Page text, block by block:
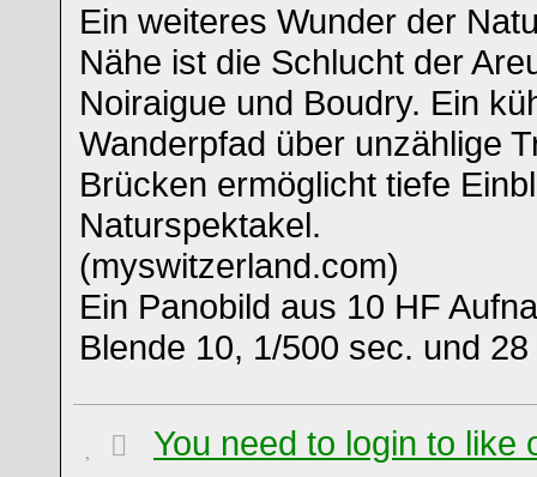
Ein weiteres Wunder der
Nähe ist die Schlucht der
Noiraigue und Boudry. Ein
Wanderpfad über unzählige
Brücken ermöglicht tiefe
Naturspektakel.
(myswitzerland.com)
Ein Panobild aus 10 HF
Blende 10, 1/500 sec. und
You need to login to like